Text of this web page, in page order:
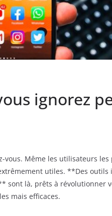
ignorez
vous. Même les utilisateurs
utiles. **Des outils
sont là, prêts à révolutionner
mais efficaces.